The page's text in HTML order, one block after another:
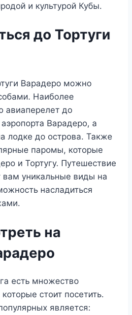
и культурой Кубы.
до Тортуги
Варадеро можно
Наиболее
авиаперелет до
Варадеро, а
лодке до острова. Также
паромы, которые
и Тортугу. Путешествие
вам уникальные виды на
насладиться
на
есть множество
стоит посетить.
является: